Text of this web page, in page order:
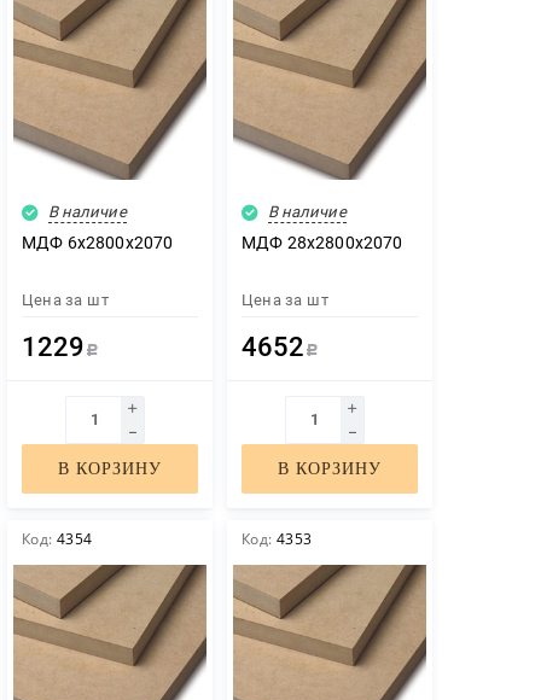
Тип
ТСН-20
1/1
В наличие
МДФ 6х2800х2070
Цена за шт
1229 Р
В КОРЗИНУ
В наличие
МДФ 28х2800х2070
Цена за шт
4652 Р
В КОРЗИНУ
Код: 4354 Код: 4353